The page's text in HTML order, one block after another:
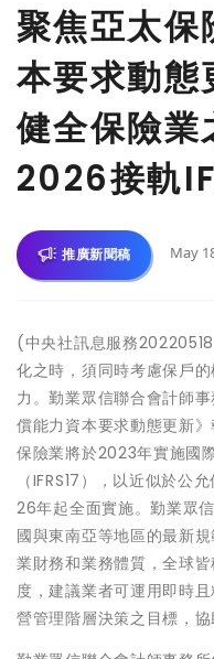
聚焦亞太保
本要求動態
健全保險業
2026接軌
推廣新聞稿 May
(中央社訊息服務
化之時，須同時考慮保戶
力。勤業眾信聯合會計師
償能力資本要求動態更新
保險業將於2023年實施國
（IFRS17），以近似於公
26年起全面實施。勤業眾
國與東南亞等地區的最新
業財務和業務體質，全球
度，建議業者可運用即時
營管理階層決策之目標，